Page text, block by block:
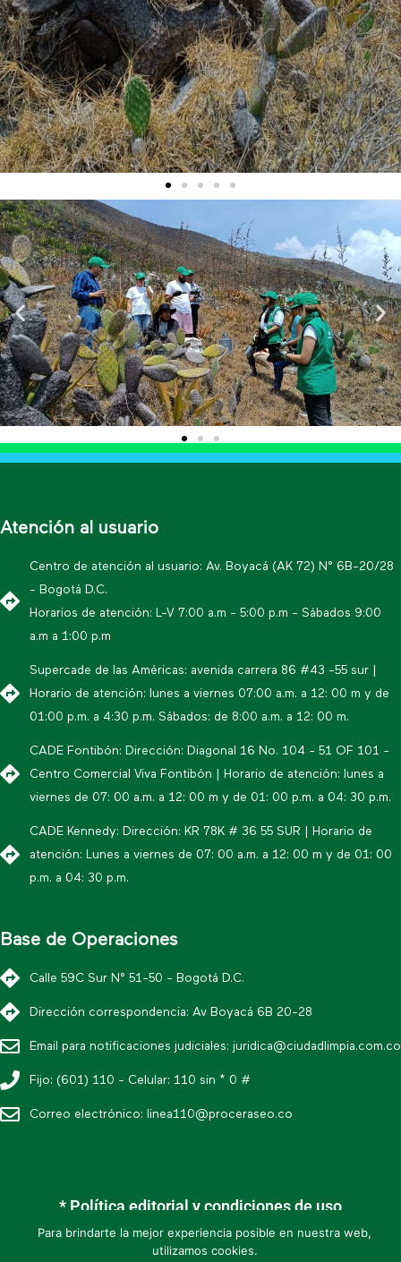
Atención al usuario
Centro de atención al usuario: Av. Boyacá (AK 72) N° 6B-20/28
- Bogotá D.C.
Horarios de atención: L-V 7:00 a.m - 5:00 p.m - Sábados 9:00
a.m a 1:00 p.m
Supercade de las Américas: avenida carrera 86 #43 -55 sur |
Horario de atención: lunes a viernes 07:00 a.m. a 12: 00 m y de
01:00 p.m. a 4:30 p.m. Sábados: de 8:00 a.m. a 12: 00 m.
CADE Fontibón: Dirección: Diagonal 16 No. 104 - 51 OF 101 -
Centro Comercial Viva Fontibón | Horario de atención: lunes a
viernes de 07: 00 a.m. a 12: 00 m y de 01: 00 p.m. a 04: 30 p.m.
CADE Kennedy: Dirección: KR 78K # 36 55 SUR | Horario de
atención: Lunes a viernes de 07: 00 a.m. a 12: 00 m y de 01: 00
p.m. a 04: 30 p.m.
Base de Operaciones
Calle 59C Sur N° 51-50 - Bogotá D.C.
Dirección correspondencia: Av Boyacá 6B 20-28
Email para notificaciones judiciales: juridica@ciudadlimpia.com.co
Fijo: (601) 110 - Celular: 110 sin * 0 #
Correo electrónico: linea110@proceraseo.co
* Política editorial y condiciones de uso
* Mapa de sitio
Para brindarte la mejor experiencia posible en nuestra web,
utilizamos cookies.